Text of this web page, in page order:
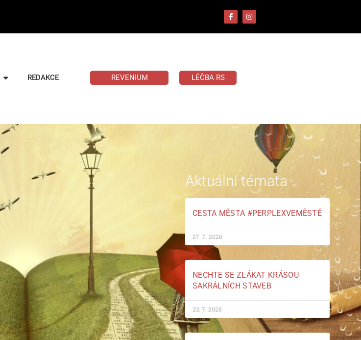
REDAKCE REVENIUM LÉČBA RS
Aktuální témata
CESTA MĚSTA #PERPLEXVEMĚSTĚ
27. 7. 2026
NECHTE SE ZLÁKAT KRÁSOU
SAKRÁLNÍCH STAVEB
23. 7. 2026